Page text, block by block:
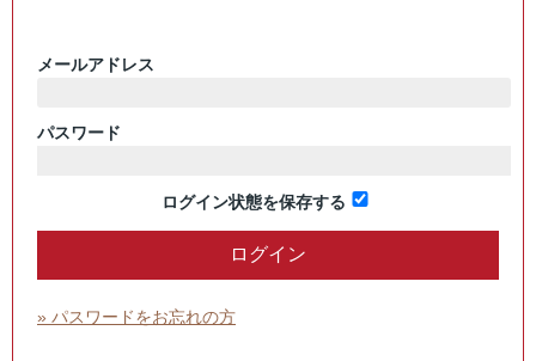
メールアドレス
パスワード
ログイン状態を保存する
» パスワードをお忘れの方